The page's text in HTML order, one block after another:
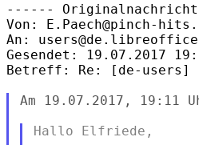
------
Von: E.Paech@pinch-
An:
Gesendet: 19.07.2017
Betreff: Re: [de-users]
Am 19.07.2017, 19:11
Hallo Elfriede,